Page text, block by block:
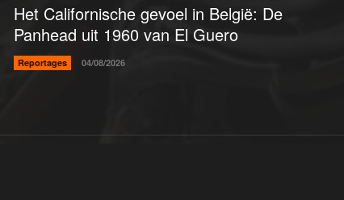
Het Californische gevoel in België: De
Panhead uit 1960 van El Guero
Reportages 04/08/2026